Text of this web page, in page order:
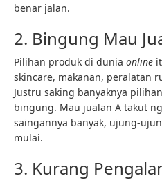
benar jalan.
2. Bingung Mau
Pilihan produk di dunia online
skincare, makanan, peralatan
Justru saking banyaknya
bingung. Mau jualan A takut
saingannya banyak, ujung-
mulai.
3. Kurang